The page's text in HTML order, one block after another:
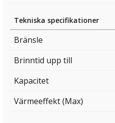
Tekniska specifikationer
Bränsle
Brinntid upp till
Kapacitet
Värmeeffekt (Max)